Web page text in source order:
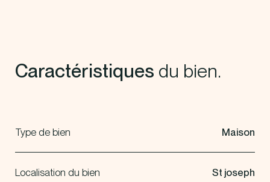
Caractéristiques du bien.
Type de bien Maison
Localisation du bien St joseph